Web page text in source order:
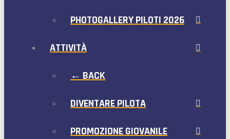
PHOTOGALLERY PILOTI 2026
ATTIVITÀ
← BACK
DIVENTARE PILOTA
PROMOZIONE GIOVANILE